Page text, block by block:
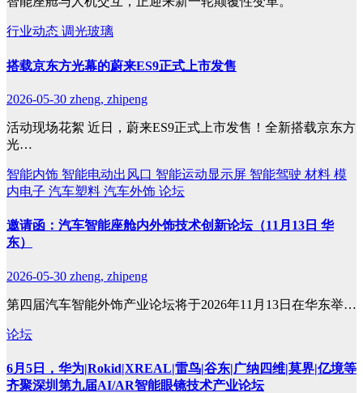
行业动态 调光玻璃
搭载京东方光幕的蔚来ES9正式上市发售
2026-05-30 zheng, zhipeng
活动现场花絮 近日，蔚来ES9正式上市发售！全新搭载京东方
光…
智能内饰 智能电动出风口 智能运动显示屏 智能驾驶 材料 模
内电子 汽车塑料 汽车外饰 论坛
邀请函：汽车智能座舱内外饰技术创新论坛（11月13日 华
东）
2026-05-30 zheng, zhipeng
第四届汽车智能外饰产业论坛将于2026年11月13日在华东举…
论坛
6月5日，华为|Rokid|XREAL|雷鸟|谷东|广纳四维|莫界|亿境等
齐聚深圳第九届AI/AR智能眼镜技术产业论坛